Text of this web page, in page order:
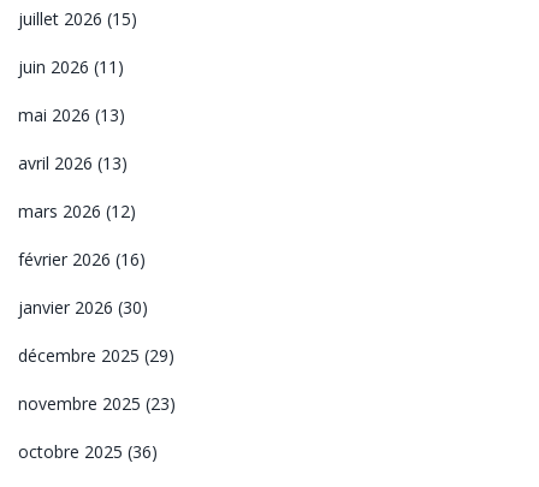
juillet 2026 (15)
juin 2026 (11)
mai 2026 (13)
avril 2026 (13)
mars 2026 (12)
février 2026 (16)
janvier 2026 (30)
décembre 2025 (29)
novembre 2025 (23)
octobre 2025 (36)